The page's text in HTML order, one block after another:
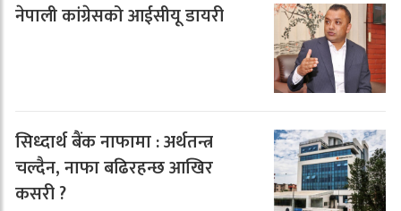
नेपाली कांग्रेसको आईसीयू डायरी
सिध्दार्थ बैंक नाफामा : अर्थतन्त्र
चल्दैन, नाफा बढिरहन्छ आखिर
कसरी ?